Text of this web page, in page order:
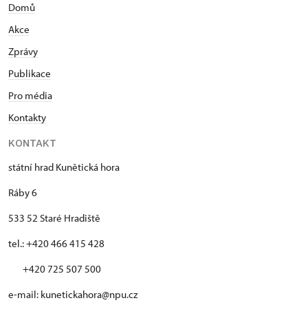
Domů
Akce
Zprávy
Publikace
Pro média
Kontakty
KONTAKT
státní hrad Kunětická hora
Ráby 6
533 52 Staré Hradiště
tel.: +420 466 415 428
+420 725 507 500
e-mail: kunetickahora@npu.cz